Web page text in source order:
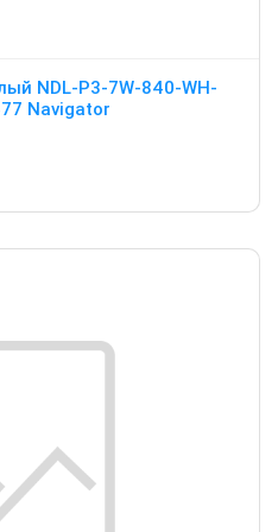
NDL-P3-7W-840-WH-
Navigator